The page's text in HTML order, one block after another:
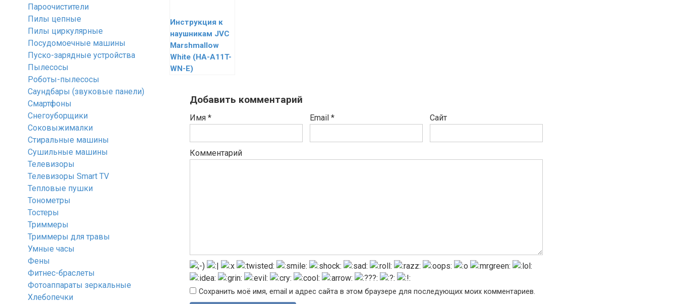
Инструкция к
наушникам JVC
Marshmallow
White (HA-A11T-
WN-E)
Добавить комментарий
Имя * Email * Сайт
Комментарий
Сохранить моё имя, email и адрес сайта в этом браузере для последующих моих комментариев.
Пароочистители
Пилы цепные
Пилы циркулярные
Посудомоечные машины
Пуско-зарядные устройства
Пылесосы
Роботы-пылесосы
Саундбары (звуковые панели)
Смартфоны
Снегоуборщики
Соковыжималки
Стиральные машины
Сушильные машины
Телевизоры
Телевизоры Smart TV
Тепловые пушки
Тонометры
Тостеры
Триммеры
Триммеры для травы
Умные часы
Фены
Фитнес-браслеты
Фотоаппараты зеркальные
Хлебопечки